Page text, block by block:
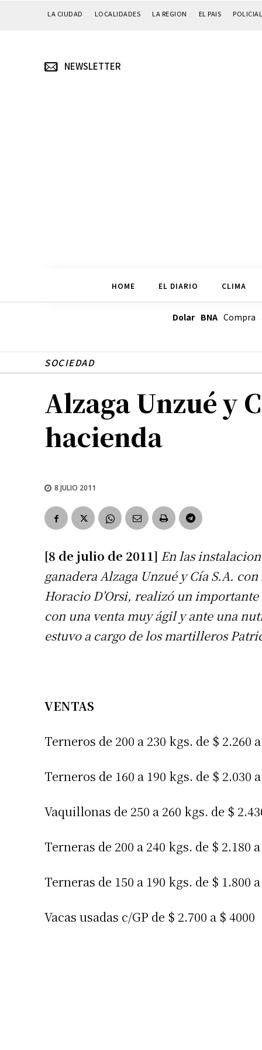
LA CIUDAD LOCALIDADES LA REGION EL PAIS
NEWSLETTER
HOME EL DIARIO CLIMA
Dolar BNACompra
SOCIEDAD
Alzaga Unzué y
hacienda
8 JULIO 2011
[8 de julio de 2011] En las
ganadera Alzaga Unzué y Cía S.A.
Horacio D’Orsi, realizó un
con una venta muy ágil y ante una
estuvo a cargo de los martilleros
VENTAS
Terneros de 200 a 230 kgs. de $ 2.260
Terneros de 160 a 190 kgs. de $ 2.030
Vaquillonas de 250 a 260 kgs. de $
Terneras de 200 a 240 kgs. de $ 2.180
Terneras de 150 a 190 kgs. de $ 1.800
Vacas usadas c/GP de $ 2.700 a $ 4000